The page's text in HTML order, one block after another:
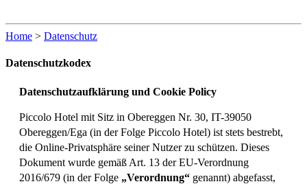
Home > Datenschutz
Datenschutzkodex
Datenschutzaufklärung und Cookie Policy
Piccolo Hotel mit Sitz in Obereggen Nr. 30, IT-39050
Obereggen/Ega (in der Folge Piccolo Hotel) ist stets bestrebt,
die Online-Privatsphäre seiner Nutzer zu schützen. Dieses
Dokument wurde gemäß Art. 13 der EU-Verordnung
2016/679 (in der Folge „Verordnung“ genannt) abgefasst,